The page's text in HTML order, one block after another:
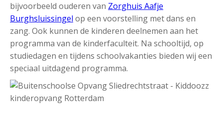
bijvoorbeeld ouderen van Zorghuis Aafje
Burghsluissingel op een voorstelling met dans en
zang. Ook kunnen de kinderen deelnemen aan het
programma van de kinderfaculteit. Na schooltijd, op
studiedagen en tijdens schoolvakanties bieden wij een
speciaal uitdagend programma.